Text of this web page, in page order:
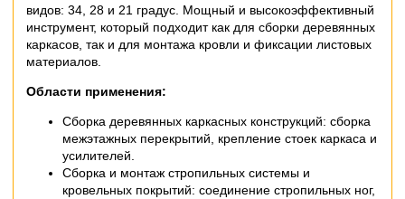
видов: 34, 28 и 21 градус. Мощный и высокоэффективный
инструмент, который подходит как для сборки деревянных
каркасов, так и для монтажа кровли и фиксации листовых
материалов.
Области применения:
Сборка деревянных каркасных конструкций: сборка
межэтажных перекрытий, крепление стоек каркаса и
усилителей.
Сборка и монтаж стропильных системы и
кровельных покрытий: соединение стропильных ног,